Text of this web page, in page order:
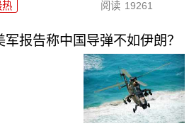
热 阅读 19261
报告称中国导弹不如伊朗？